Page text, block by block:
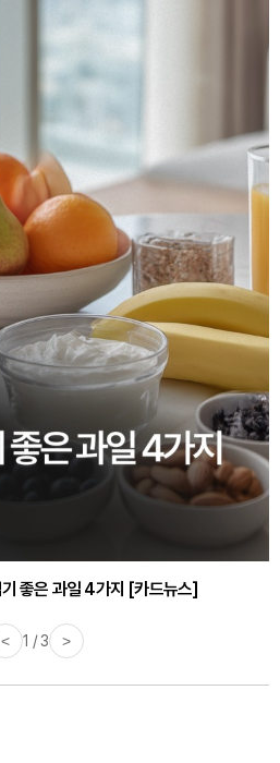
좋은 과일 4가지 [카드뉴스]
< 1 / 3 >